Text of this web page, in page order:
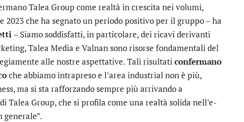
Talea Group come realtà in crescita nei volumi,
2023 che ha segnato un periodo positivo per il gruppo – ha
– Siamo soddisfatti, in particolare, dei ricavi derivanti
Talea Media e Valnan sono risorse fondamentali del
alle nostre aspettative. Tali risultati confermano
che abbiamo intrapreso e l’area industrial non è più,
ma si sta rafforzando sempre più arrivando a
Talea Group, che si profila come una realtà solida nell’e-
generale”.